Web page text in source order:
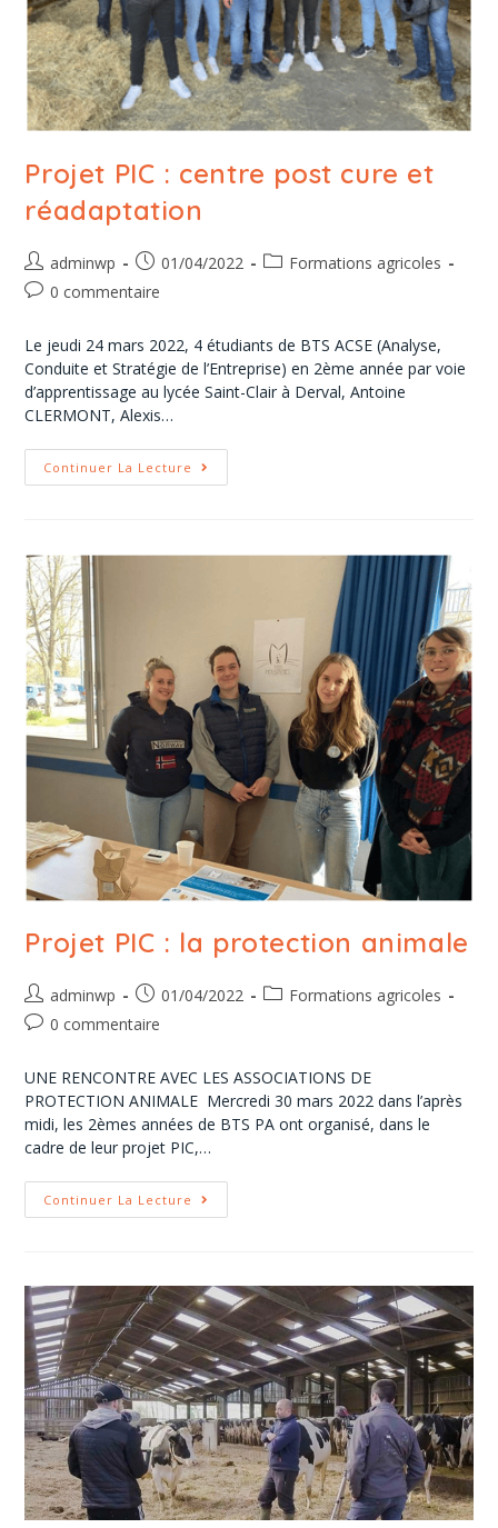
Projet PIC : centre post cure et
réadaptation
adminwp 01/04/2022
Formations agricoles
0 commentaire
Le jeudi 24 mars 2022, 4 étudiants de BTS ACSE (Analyse,
Conduite et Stratégie de l’Entreprise) en 2ème année par voie
d’apprentissage au lycée Saint-Clair à Derval, Antoine
CLERMONT, Alexis…
Continuer La Lecture
Projet PIC : la protection animale
adminwp 01/04/2022
Formations agricoles
0 commentaire
UNE RENCONTRE AVEC LES ASSOCIATIONS DE
PROTECTION ANIMALE Mercredi 30 mars 2022 dans l’après
midi, les 2èmes années de BTS PA ont organisé, dans le
cadre de leur projet PIC,…
Continuer La Lecture